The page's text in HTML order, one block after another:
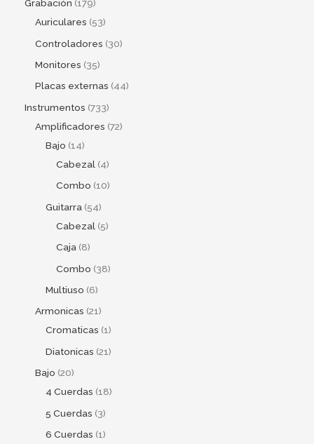
Grabación 179
Auriculares 53
Controladores 30
Monitores 35
Placas externas 44
Instrumentos 733
Amplificadores 72
Bajo 14
Cabezal 4
Combo 10
Guitarra 54
Cabezal 5
Caja 8
Combo 38
Multiuso 6
Armonicas 21
Cromaticas 1
Diatonicas 21
Bajo 20
4 Cuerdas 18
5 Cuerdas 3
6 Cuerdas 1